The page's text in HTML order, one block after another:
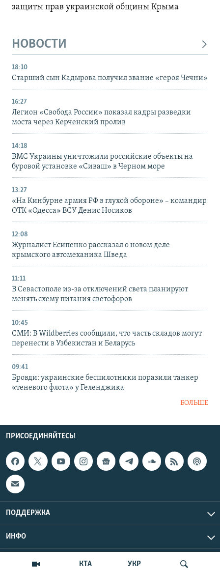
КТА УКР
защиты прав украинской общины Крыма
НОВОСТИ
18:10
Старший сын Кадырова получил звание «героя Чечни»
16:27
Легион «Свобода России» показал кадры разведки
моста через Керченский пролив
14:18
ВМС Украины уничтожили российские объекты на
буровой установке «Сиваш» в Черном море
13:27
«На Кинбурне армия РФ в глухой обороне» – командир
ОТК «Одесса» ВСУ Денис Носиков
12:08
Журналист Есипенко рассказал о новом деле
крымского автомеханика Шведа
11:11
В Севастополе из-за отключений света планируют
менять схему питания светофоров
10:45
СМИ: В Wildberries сообщили, что часть складов могут
перенести в Узбекистан и Беларусь
09:41
Бровди: украинские беспилотники поразили танкер
«теневого флота» у Геленджика
БОЛЬШЕ
ПРИСОЕДИНЯЙТЕСЬ!
ПОДДЕРЖКА
ИНФО
Copyright Крым.Реалии, 2026 | Все права защищены.
UTC+3